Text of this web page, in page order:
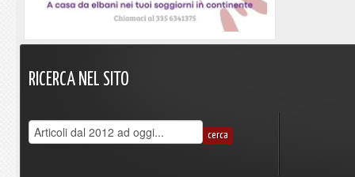
RICERCA NEL SITO